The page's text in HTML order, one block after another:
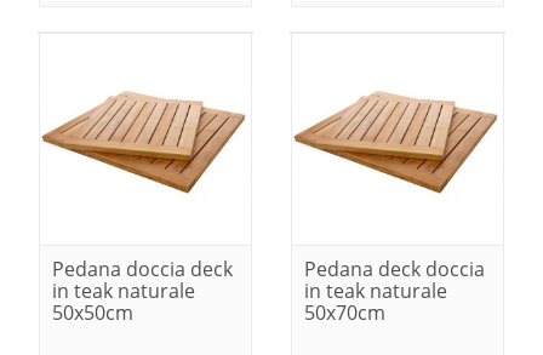
Pedana doccia deck
in teak naturale
50x50cm
Pedana deck doccia
in teak naturale
50x70cm